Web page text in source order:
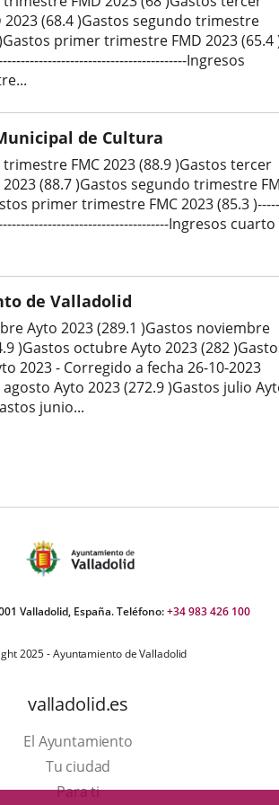
externa.externa.
(68.4 )Gastos segundo trimestre
primer trimestre FMD 2023 (65.4
Ingresos
de Cultura
FMC 2023 (88.9 )Gastos tercer
(88.7 )Gastos segundo trimestre
primer trimestre FMC 2023 (85.3
Ingresos cuarto
de Valladolid
Ayto 2023 (289.1 )Gastos noviembre
)Gastos octubre Ayto 2023 (282
2023 - Corregido a fecha 26-10-2023
agosto Ayto 2023 (272.9 )Gastos julio
junio...
Valladolid, España. Teléfono:+34 983 426 100
2025 - Ayuntamiento de Valladolid
valladolid.es
El Ayuntamiento
Tu ciudad
Para ti